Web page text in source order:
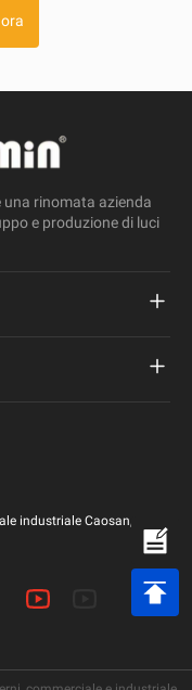
una rinomata azienda
e produzione di luci
industriale Caosan,